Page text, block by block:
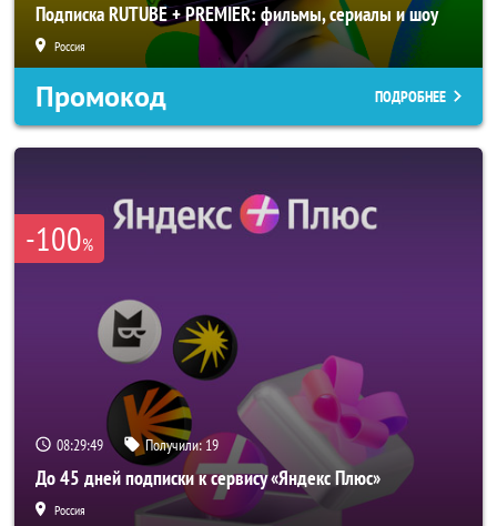
Подписка RUTUBE + PREMIER: фильмы, сериалы и шоу
Россия
Промокод ПОДРОБНЕЕ
-100%
08:29:49 Получили:19
До 45 дней подписки к сервису «Яндекс Плюс»
Россия